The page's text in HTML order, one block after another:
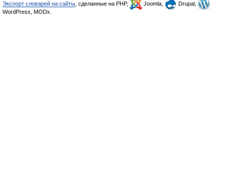
Экспорт словарей на сайты , сделанные на PHP, Joomla,
Drupal,
WordPress, MODx.